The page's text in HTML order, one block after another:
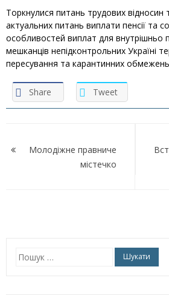
Торкнулися питань трудових відносин
актуальних питань виплати пенсії та
особливостей виплат для внутрішньо
мешканців непідконтрольних Україні
пересування та карантинних
Share Tweet
записів
Молодіжне правниче
містечко
Пошук: